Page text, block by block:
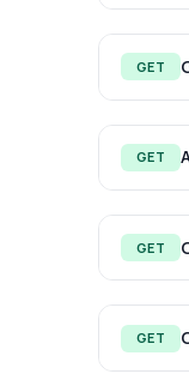
GET
GET
GET
GET